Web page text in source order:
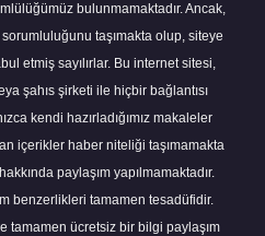
bulunmamaktadır. Ancak,
taşımakta olup, siteye
etmiş sayılırlar. Bu internet sitesi,
şahıs şirketi ile hiçbir bağlantısı
kendi hazırladığımız makaleler
içerikler haber niteliği taşımamakta
paylaşım yapılmamaktadır.
benzerlikleri tamamen tesadüfidir.
tamamen ücretsiz bir bilgi paylaşım